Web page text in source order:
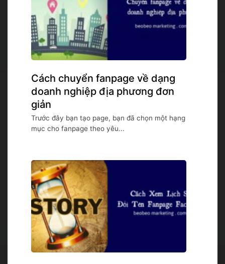
Cách chuyển fanpage về dạng
doanh nghiệp địa phương đơn
giản
Trước đây bạn tạo page, bạn đã chọn một hạng
mục cho fanpage theo yêu...